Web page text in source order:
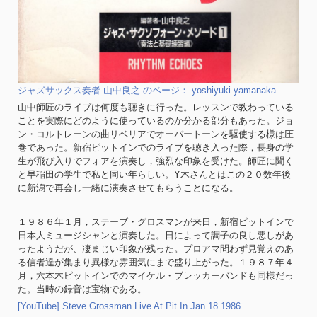
ジャズサックス奏者 山中良之 のページ： yoshiyuki yamanaka
山中師匠のライブは何度も聴きに行った。レッスンで教わっている
ことを実際にどのように使っているのか分かる部分もあった。ジョ
ン・コルトレーンの曲リベリアでオーバートーンを駆使する様は圧
巻であった。新宿ピットインでのライブを聴き入った際，長身の学
生が飛び入りでフォアを演奏し，強烈な印象を受けた。師匠に聞く
と早稲田の学生で私と同い年らしい。Y木さんとはこの２０数年後
に新潟で再会し一緒に演奏させてもらうことになる。
１９８６年１月，ステーブ・グロスマンが来日，新宿ピットインで
日本人ミュージシャンと演奏した。日によって調子の良し悪しがあ
ったようだが、凄まじい印象が残った。プロアマ問わず見覚えのあ
る信者達が集まり異様な雰囲気にまで盛り上がった。１９８７年４
月，六本木ピットインでのマイケル・ブレッカーバンドも同様だっ
た。当時の録音は宝物である。
[YouTube] Steve Grossman Live At Pit In Jan 18 1986